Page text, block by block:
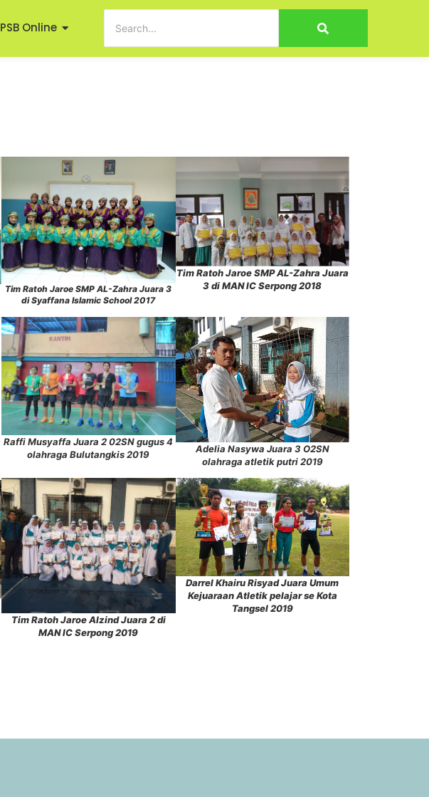
PSB Online
Tim Ratoh Jaroe SMP AL-Zahra Juara 3
di Syaffana Islamic School 2017
Tim Ratoh Jaroe SMP AL-Zahra Juara
3 di MAN IC Serpong 2018
Raffi Musyaffa Juara 2 02SN gugus 4
olahraga Bulutangkis 2019
Adelia Nasywa Juara 3 O2SN
olahraga atletik putri 2019
Tim Ratoh Jaroe Alzind Juara 2 di
MAN IC Serpong 2019
Darrel Khairu Risyad Juara Umum
Kejuaraan Atletik pelajar se Kota
Tangsel 2019